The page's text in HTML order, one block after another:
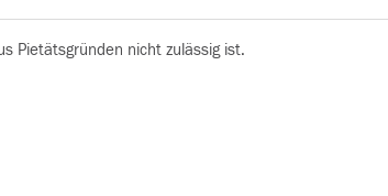
Pietätsgründen nicht zulässig ist.